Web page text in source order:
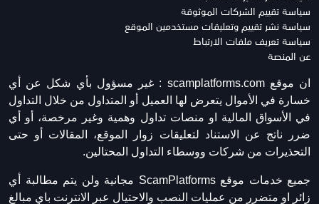
سياسة تقييم الشركات الموثوقة
سياسة نشر تقييم وتعليقات مستخدمين الموقع
سياسة تعريف ملفات الارتباط
عن المنصة
ان موقع scamplatforms.com :
غير مسؤول بأي شكل عن أي
خسارة في الأموال يتعرض لها العميل أو المتداول من خلال التداول
في الأسواق المالية او منصات تداول وهمية وغير مرخصة، أو أي
ضرر ناتج عن الاستناد لتعليقات زوار الموقع، المقالات أو حتى
التحذيرات من شركات ووسطاء التداول المحتالين.
جميع خدمات موقع ScamPlatforms مجانية ولن يتم مطالبة أي
زائر او متضرر من عمليات النصب والاحتيال عبر الانترنت باي مبالغ